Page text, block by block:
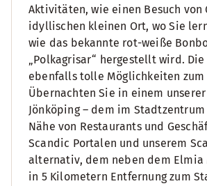
Aktivitäten, wie einen Besuch von
idyllischen kleinen Ort, wo Sie
wie das bekannte rot-weiße
„Polkagrisar“ hergestellt wird.
ebenfalls tolle Möglichkeiten zum
Übernachten Sie in einem
Jönköping – dem im
Nähe von Restaurants und
Scandic Portalen und unserem
alternativ, dem neben dem Elmia
in 5 Kilometern Entfernung zum